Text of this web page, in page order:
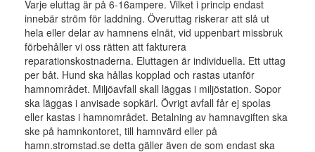
Varje eluttag är på 6-16ampere. Vilket i princip endast
innebär ström för laddning. Överuttag riskerar att slå ut
hela eller delar av hamnens elnät, vid uppenbart missbruk
förbehåller vi oss rätten att fakturera
reparationskostnaderna. Eluttagen är individuella. Ett uttag
per båt. Hund ska hållas kopplad och rastas utanför
hamnområdet. Miljöavfall skall läggas i miljöstation. Sopor
ska läggas i anvisade sopkärl. Övrigt avfall får ej spolas
eller kastas i hamnområdet. Betalning av hamnavgiften ska
ske på hamnkontoret, till hamnvärd eller på
hamn.stromstad.se detta gäller även de som endast ska